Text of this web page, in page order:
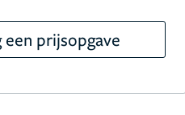
een prijsopgave